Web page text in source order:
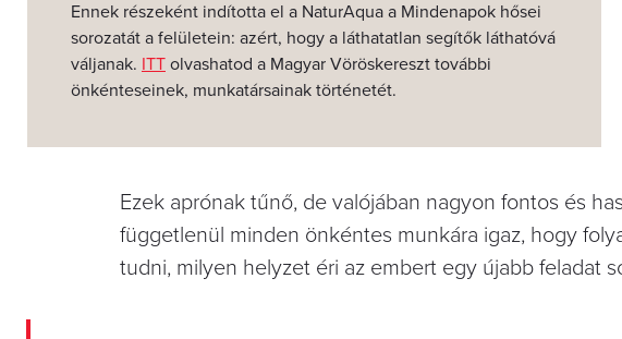
Ennek részeként indította el a NaturAqua a Mindenapok hősei
sorozatát a felületein: azért, hogy a láthatatlan segítők láthatóvá
váljanak. ITT olvashatod a Magyar Vöröskereszt további
önkénteseinek, munkatársainak történetét.
Ezek aprónak tűnő, de valójában nagyon fontos és
függetlenül minden önkéntes munkára igaz, hogy
tudni, milyen helyzet éri az embert egy újabb feladat